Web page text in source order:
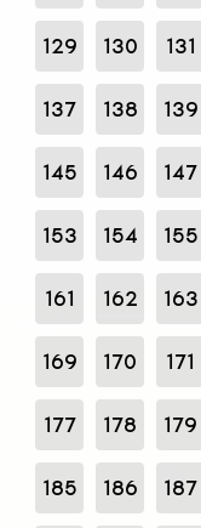
129 130 131
137 138 139
145 146 147
153 154 155
161 162 163
169 170 171
177 178 179
185 186 187